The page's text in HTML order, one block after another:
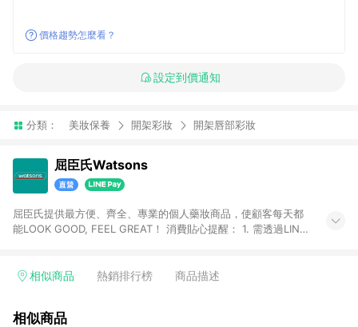
價格趨勢怎麼看？
設定到價通知
分類： 美妝保養 開架彩妝 開架唇部彩妝
屈臣氏Watsons
屈臣氏提供最方便、齊全、專業的個人藥妝商品，使顧客每天都
能LOOK GOOD, FEEL GREAT！ 消費貼心提醒： 1. 需透過LINE
下單，每筆交易前請確認有經過LINE購物跳轉頁才符合返點資
數將於廠商出貨後30天前後發送。5.屈臣氏保留365天訂單記
相似商品 熱銷排行榜 商品描述
相似商品